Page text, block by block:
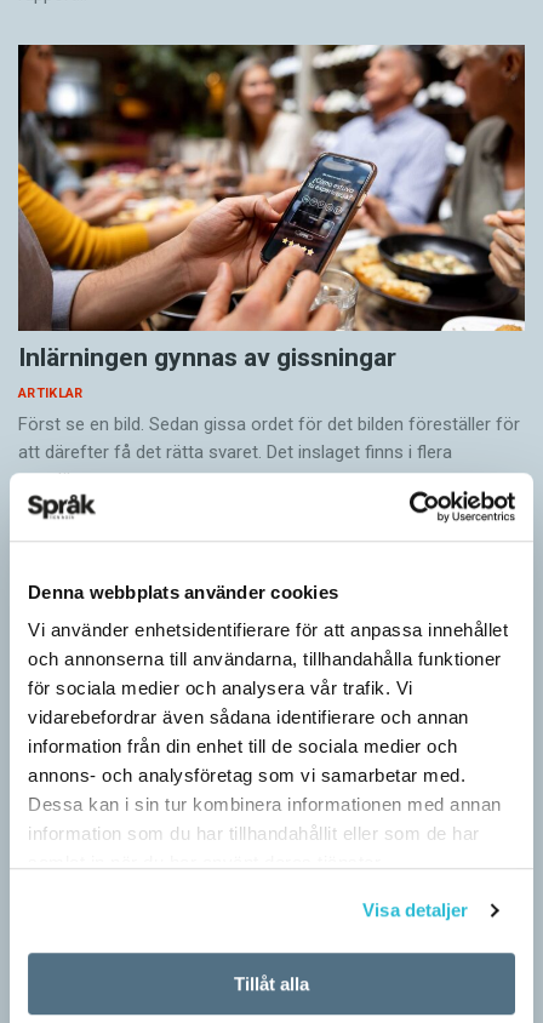
Denna webbplats använder cookies
Vi använder enhetsidentifierare för att anpassa innehållet
och annonserna till användarna, tillhandahålla funktioner
för sociala medier och analysera vår trafik. Vi
vidarebefordrar även sådana identifierare och annan
information från din enhet till de sociala medier och
annons- och analysföretag som vi samarbetar med.
Dessa kan i sin tur kombinera informationen med annan
information som du har tillhandahållit eller som de har
Visa detaljer
Tillåt alla
Inlärningen gynnas av gissningar
ARTIKLAR
Först se en bild. Sedan gissa ordet för det bilden föreställer för
att därefter få det rätta svaret. Det inslaget finns i flera
populära appar…
Fler ser kvinnor med nya former
När det handlar om stora grupper av människor används i regel